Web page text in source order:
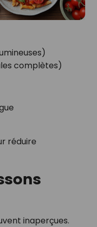
complètes)
réduire
inaperçues.